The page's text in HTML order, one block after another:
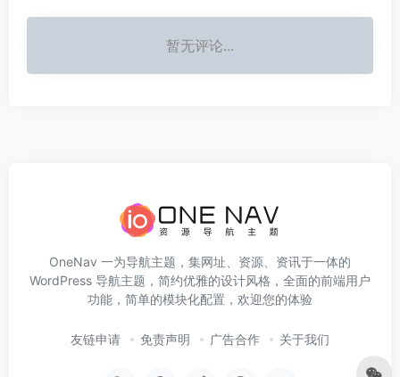
暂无评论...
OneNav 一为导航主题，集网址、资源、资讯于一体的
WordPress 导航主题，简约优雅的设计风格，全面的前端用户
功能，简单的模块化配置，欢迎您的体验
友链申请 免责声明 广告合作 关于我们